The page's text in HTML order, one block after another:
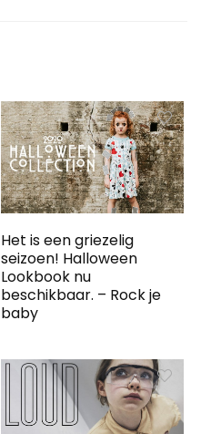
Het is een griezelig
seizoen! Halloween
Lookbook nu
beschikbaar. – Rock je
baby